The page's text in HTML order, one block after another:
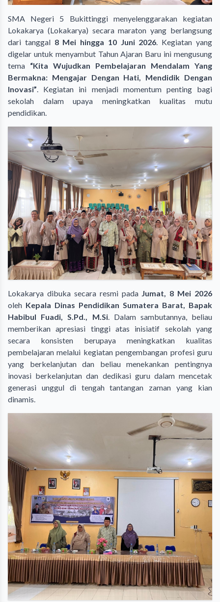
SMA Negeri 5 Bukittinggi menyelenggarakan kegiatan
Lokakarya (Lokakarya) secara maraton yang berlangsung
dari tanggal 8 Mei hingga 10 Juni 2026. Kegiatan yang
digelar untuk menyambut Tahun Ajaran Baru ini mengusung
tema “Kita Wujudkan Pembelajaran Mendalam Yang
Bermakna: Mengajar Dengan Hati, Mendidik Dengan
Inovasi”. Kegiatan ini menjadi momentum penting bagi
sekolah dalam upaya meningkatkan kualitas mutu
pendidikan.
Lokakarya dibuka secara resmi pada Jumat, 8 Mei 2026
oleh Kepala Dinas Pendidikan Sumatera Barat, Bapak
Habibul Fuadi, S.Pd., M.Si. Dalam sambutannya, beliau
memberikan apresiasi tinggi atas inisiatif sekolah yang
secara konsisten berupaya meningkatkan kualitas
pembelajaran melalui kegiatan pengembangan profesi guru
yang berkelanjutan dan beliau menekankan pentingnya
inovasi berkelanjutan dan dedikasi guru dalam mencetak
generasi unggul di tengah tantangan zaman yang kian
dinamis.